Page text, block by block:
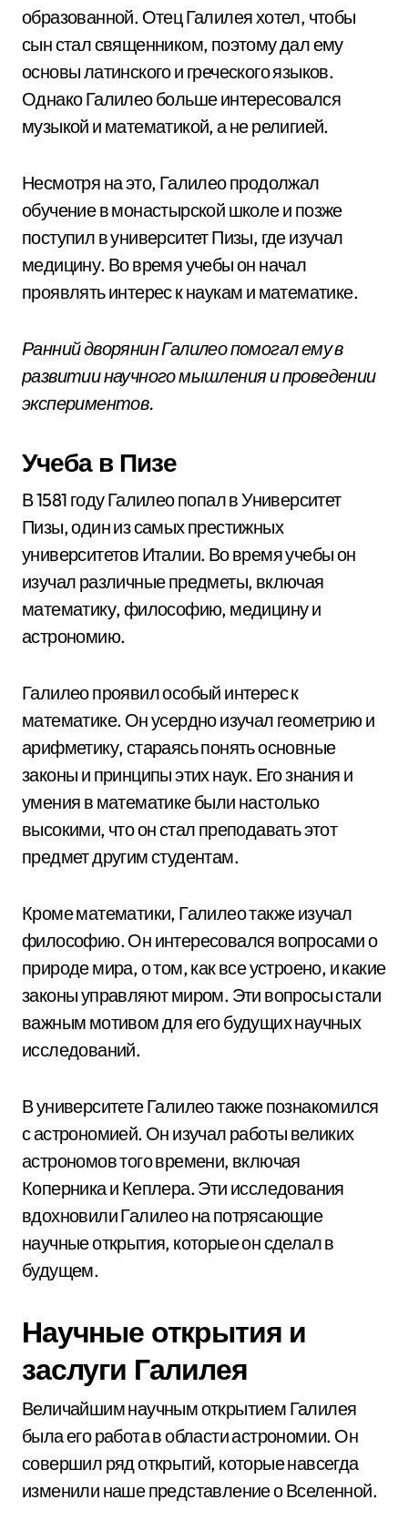
образованной. Отец Галилея хотел, чтобы
сын стал священником, поэтому дал ему
основы латинского и греческого языков.
Однако Галилео больше интересовался
музыкой и математикой, а не религией.
Несмотря на это, Галилео продолжал
обучение в монастырской школе и позже
поступил в университет Пизы, где изучал
медицину. Во время учебы он начал
проявлять интерес к наукам и математике.
Ранний дворянин Галилео помогал ему в
развитии научного мышления и проведении
экспериментов.
Учеба в Пизе
В 1581 году Галилео попал в Университет
Пизы, один из самых престижных
университетов Италии. Во время учебы он
изучал различные предметы, включая
математику, философию, медицину и
астрономию.
Галилео проявил особый интерес к
математике. Он усердно изучал геометрию и
арифметику, стараясь понять основные
законы и принципы этих наук. Его знания и
умения в математике были настолько
высокими, что он стал преподавать этот
предмет другим студентам.
Кроме математики, Галилео также изучал
философию. Он интересовался вопросами о
природе мира, о том, как все устроено, и какие
законы управляют миром. Эти вопросы стали
важным мотивом для его будущих научных
исследований.
В университете Галилео также познакомился
с астрономией. Он изучал работы великих
астрономов того времени, включая
Коперника и Кеплера. Эти исследования
вдохновили Галилео на потрясающие
научные открытия, которые он сделал в
будущем.
Научные открытия и
заслуги Галилея
Величайшим научным открытием Галилея
была его работа в области астрономии. Он
совершил ряд открытий, которые навсегда
изменили наше представление о Вселенной.